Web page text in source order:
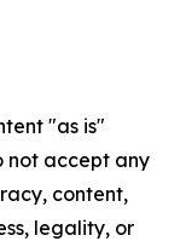
"as is"
not accept any
content,
legality, or